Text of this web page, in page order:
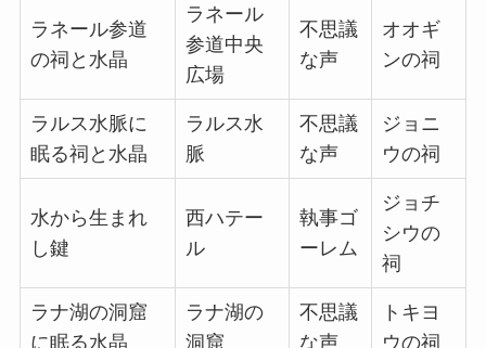
ラネール参道
の祠と水晶
ラネール
参道中央
広場
不思議
な声
オオギ
ンの祠
ラルス水脈に
眠る祠と水晶
ラルス水
脈
不思議
な声
ジョニ
ウの祠
水から生まれ
し鍵
西ハテー
ル
執事ゴ
ーレム
ジョチ
シウの
祠
ラナ湖の洞窟
に眠る水晶
ラナ湖の
洞窟
不思議
な声
トキヨ
ウの祠